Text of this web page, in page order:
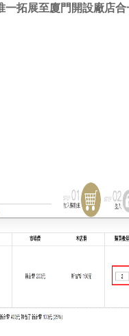
一拓展至廈門開設廠店